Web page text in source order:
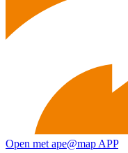
Open met ape@map APP